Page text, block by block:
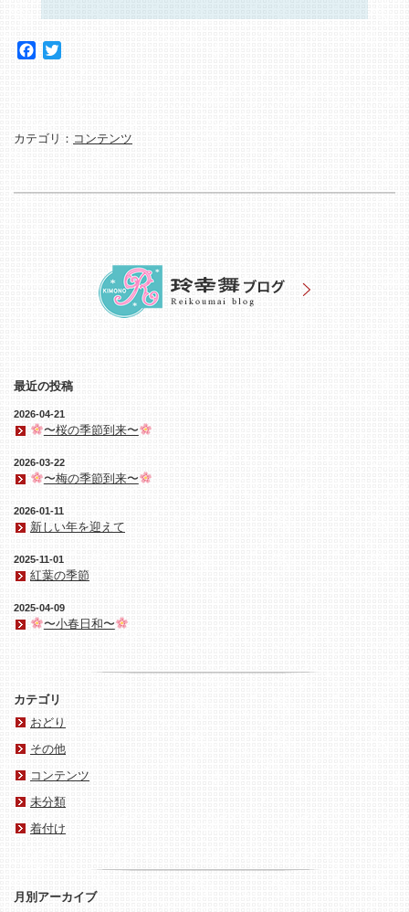
Facebook
カテゴリ： コンテンツ
最近の投稿
2026-04-21
〜桜の季節到来〜
2026-03-22
〜梅の季節到来〜
2026-01-11
新しい年を迎えて
2025-11-01
紅葉の季節
2025-04-09
〜小春日和〜
カテゴリ
おどり
その他
コンテンツ
未分類
着付け
月別アーカイブ